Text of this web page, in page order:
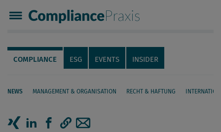
Compliance Praxis
Servicenavigation
Navigation
COMPLIANCE ESG EVENTS INSIDER
NEWS MANAGEMENT & ORGANISATION RECHT & HAFTUNG
Seiteninhalt